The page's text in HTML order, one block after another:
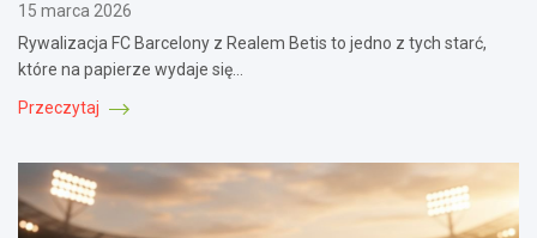
15 marca 2026
Rywalizacja FC Barcelony z Realem Betis to jedno z tych starć,
które na papierze wydaje się…
Przeczytaj